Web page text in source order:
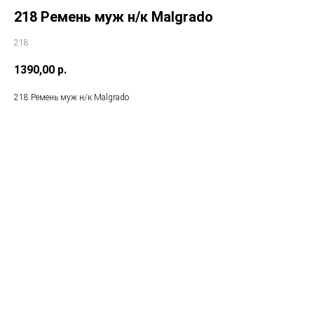
218 Ремень муж н/к Malgrado
218
1390,00 р.
218 Ремень муж н/к Malgrado